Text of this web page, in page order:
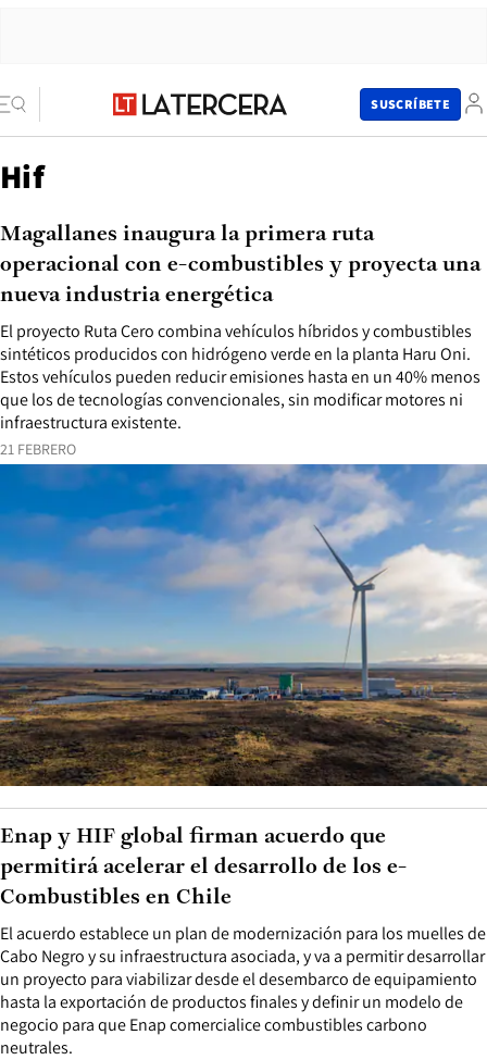
SUSCRÍBETE
Hif
21 FEBRERO
El proyecto Ruta Cero combina vehículos híbridos y combustibles
sintéticos producidos con hidrógeno verde en la planta Haru Oni.
Estos vehículos pueden reducir emisiones hasta en un 40% menos
que los de tecnologías convencionales, sin modificar motores ni
infraestructura existente.
Magallanes inaugura la primera ruta
operacional con e-combustibles y proyecta una
nueva industria energética
El acuerdo establece un plan de modernización para los muelles de
Cabo Negro y su infraestructura asociada, y va a permitir desarrollar
un proyecto para viabilizar desde el desembarco de equipamiento
hasta la exportación de productos finales y definir un modelo de
negocio para que Enap comercialice combustibles carbono
neutrales.
Enap y HIF global firman acuerdo que
permitirá acelerar el desarrollo de los e-
Combustibles en Chile